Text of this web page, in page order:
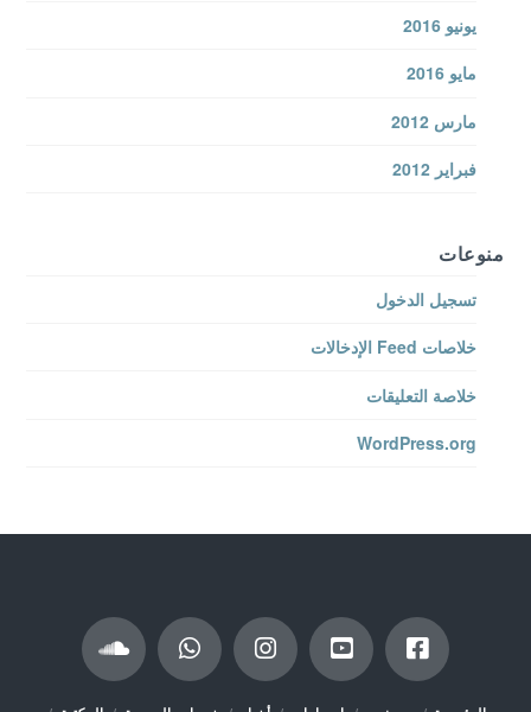
يونيو 2016
مايو 2016
مارس 2012
فبراير 2012
منوعات
تسجيل الدخول
خلاصات Feed الإدخالات
خلاصة التعليقات
WordPress.org